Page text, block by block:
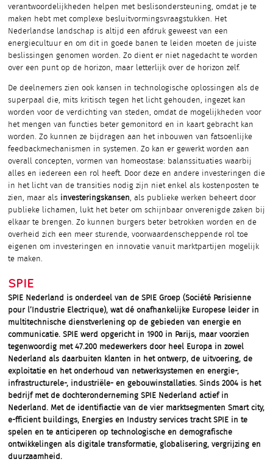
verantwoordelijkheden helpen met beslisondersteuning, omdat je te
maken hebt met complexe besluitvormingsvraagstukken. Het
Nederlandse landschap is altijd een afdruk geweest van een
energiecultuur en om dit in goede banen te leiden moeten de juiste
beslissingen genomen worden. Zo dient er niet nagedacht te worden
over een punt op de horizon, maar letterlijk over de horizon zelf.
De deelnemers zien ook kansen in technologische oplossingen als de
superpaal die, mits kritisch tegen het licht gehouden, ingezet kan
worden voor de verdichting van steden, omdat de mogelijkheden voor
het mengen van functies beter gemonitord en in kaart gebracht kan
worden. Zo kunnen ze bijdragen aan het inbouwen van fatsoenlijke
feedbackmechanismen in systemen. Zo kan er gewerkt worden aan
overall concepten, vormen van homeostase: balanssituaties waarbij
alles en iedereen een rol heeft. Door deze en andere investeringen die
in het licht van de transities nodig zijn niet enkel als kostenposten te
zien, maar als investeringskansen, als publieke werken beheert door
publieke lichamen, lukt het beter om schijnbaar onverenigde zaken bij
elkaar te brengen. Zo kunnen burgers beter betrokken worden en de
overheid zich een meer sturende, voorwaardenscheppende rol toe
eigenen om investeringen en innovatie vanuit marktpartijen mogelijk
te maken.
SPIE
SPIE Nederland is onderdeel van de SPIE Groep (Société Parisienne
pour l’Industrie Electrique), wat dé onafhankelijke Europese leider in
multitechnische dienstverlening op de gebieden van energie en
communicatie. SPIE werd opgericht in 1900 in Parijs, maar voorzien
tegenwoordig met 47.200 medewerkers door heel Europa in zowel
Nederland als daarbuiten klanten in het ontwerp, de uitvoering, de
exploitatie en het onderhoud van netwerksystemen en energie-,
infrastructurele-, industriële- en gebouwinstallaties. Sinds 2004 is het
bedrijf met de dochteronderneming SPIE Nederland actief in
Nederland. Met de identifiactie van de vier marktsegmenten Smart city,
e-fficient buildings, Energies en Industry services tracht SPIE in te
spelen en te anticiperen op technologische en demografische
ontwikkelingen als digitale transformatie, globalisering, vergrijzing en
duurzaamheid.